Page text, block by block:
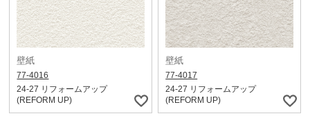
壁紙
77-4016
24-27 リフォームアップ
(REFORM UP)
壁紙
77-4017
24-27 リフォームアップ
(REFORM UP)